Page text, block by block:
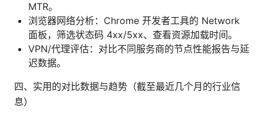
MTR。
浏览器网络分析：Chrome 开发者工具的 Network
面板，筛选状态码 4xx/5xx、查看资源加载时间。
VPN/代理评估：对比不同服务商的节点性能报告与延
迟数据。
四、实用的对比数据与趋势（截至最近几个月的行业信
息）